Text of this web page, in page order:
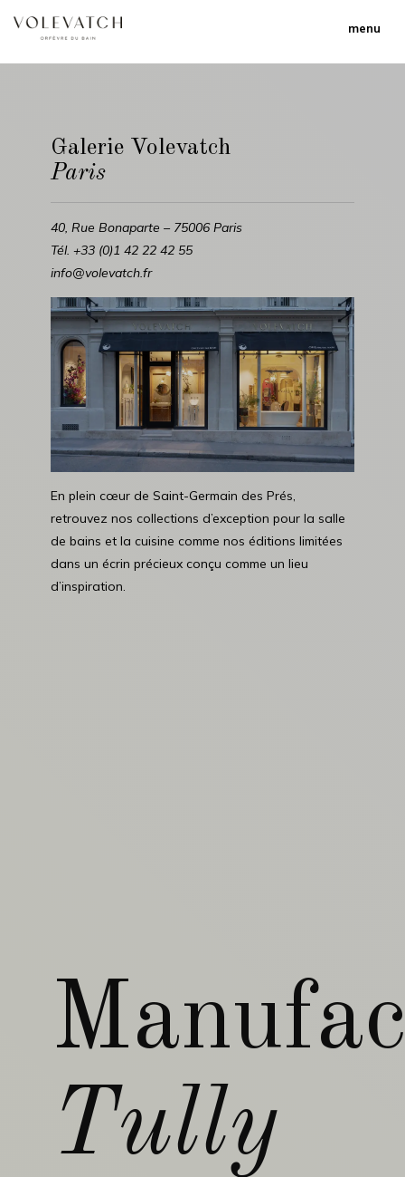
menu
Galerie Volevatch
Paris
40, Rue Bonaparte – 75006 Paris
Tél. +33 (0)1 42 22 42 55
info@volevatch.fr
En plein cœur de Saint-Germain des Prés,
retrouvez nos collections d’exception pour la salle
de bains et la cuisine comme nos éditions limitées
dans un écrin précieux conçu comme un lieu
d’inspiration.
Tully